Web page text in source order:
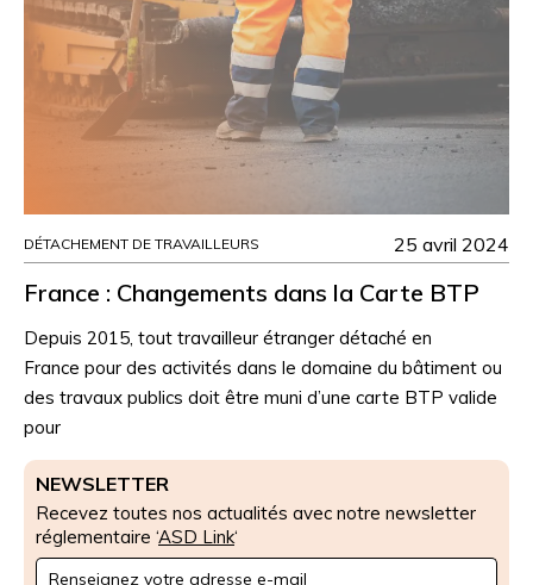
NEWSLETTER
Recevez toutes nos actualités avec notre newsletter
réglementaire ‘ASD Link‘
Newsletter
DÉTACHEMENT DE TRAVAILLEURS 25 avril 2024
France : Changements dans la Carte BTP
Depuis 2015, tout travailleur étranger détaché en
France pour des activités dans le domaine du bâtiment ou
des travaux publics doit être muni d’une carte BTP valide
pour